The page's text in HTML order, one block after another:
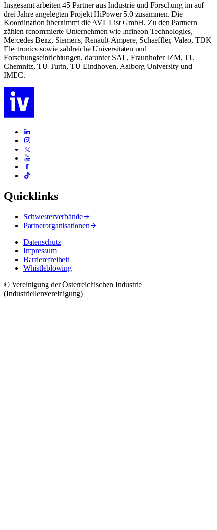
Insgesamt arbeiten 45 Partner aus Industrie und Forschung im auf
drei Jahre angelegten Projekt HiPower 5.0 zusammen. Die
Koordination übernimmt die AVL List GmbH. Zu den Partnern
zählen renommierte Unternehmen wie Infineon Technologies,
Mercedes Benz, Siemens, Renault-Ampere, Schaeffler, Valeo, TDK
Electronics sowie zahlreiche Universitäten und
Forschungseinrichtungen, darunter SAL, Fraunhofer IZM, TU
Chemnitz, TU Turin, TU Eindhoven, Aalborg University und
IMEC.
Quicklinks
Schwesterverbände
Partnerorganisationen
Datenschutz
Impressum
Barrierefreiheit
Whistleblowing
© Vereinigung der Österreichischen Industrie
(Industriellenvereinigung)